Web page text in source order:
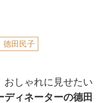
德田民子
おしゃれに見せたい
ディネーターの德田